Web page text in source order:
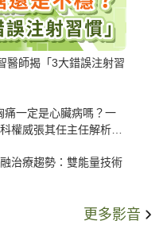
醫師揭「3大錯誤注射習
痛一定是心臟病嗎？一
權威張其任主任解析支
治療趨勢：雙能量技術
更多影音